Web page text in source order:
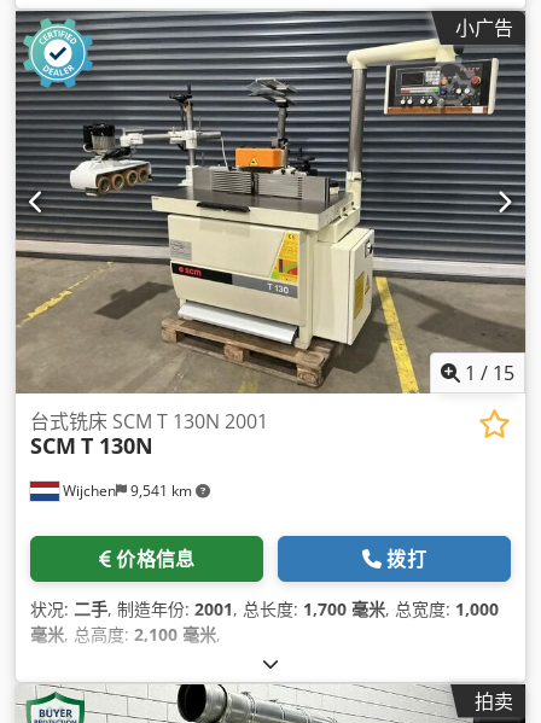
小广告
1 / 15
Wijchen 9,541 km
台式铣床 SCM T 130N 2001
SCM T 130N
价格信息 拨打
状况: 二手, 制造年份: 2001, 总长度: 1,700 毫米, 总宽度: 1,000
毫米, 总高度: 2,100 毫米,
拍卖